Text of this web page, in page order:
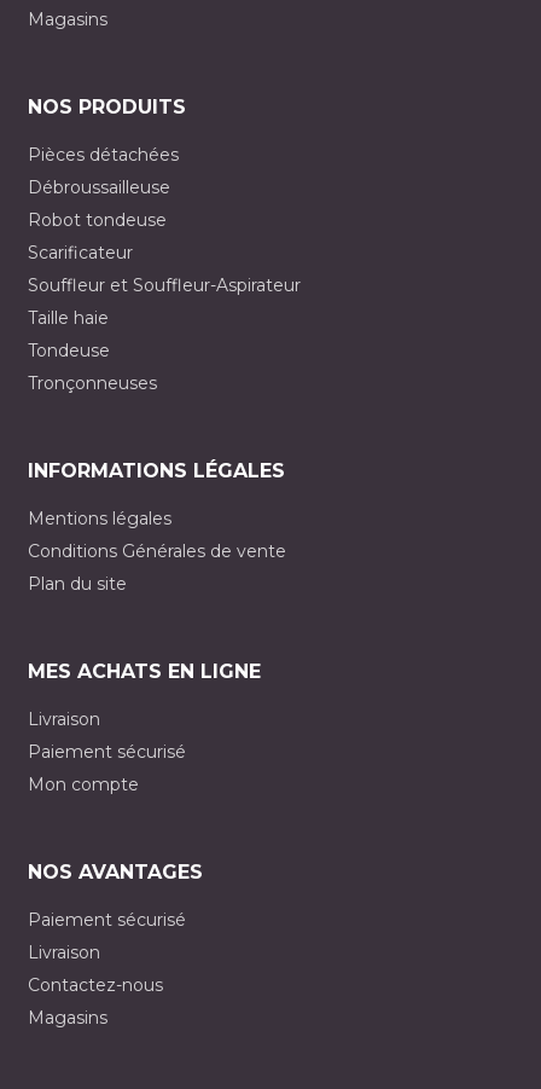
Magasins
NOS PRODUITS
Pièces détachées
Débroussailleuse
Robot tondeuse
Scarificateur
Souffleur et Souffleur-Aspirateur
Taille haie
Tondeuse
Tronçonneuses
INFORMATIONS LÉGALES
Mentions légales
Conditions Générales de vente
Plan du site
MES ACHATS EN LIGNE
Livraison
Paiement sécurisé
Mon compte
NOS AVANTAGES
Paiement sécurisé
Livraison
Contactez-nous
Magasins